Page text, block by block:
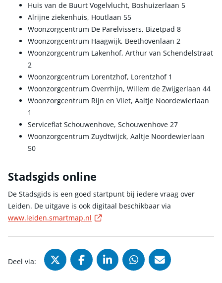
Huis van de Buurt Vogelvlucht, Boshuizerlaan 5
Alrijne ziekenhuis, Houtlaan 55
Woonzorgcentrum De Parelvissers, Bizetpad 8
Woonzorgcentrum Haagwijk, Beethovenlaan 2
Woonzorgcentrum Lakenhof, Arthur van Schendelstraat
2
Woonzorgcentrum Lorentzhof, Lorentzhof 1
Woonzorgcentrum Overrhijn, Willem de Zwijgerlaan 44
Woonzorgcentrum Rijn en Vliet, Aaltje Noordewierlaan
1
Serviceflat Schouwenhove, Schouwenhove 27
Woonzorgcentrum Zuydtwijck, Aaltje Noordewierlaan
50
Stadsgids online
De Stadsgids is een goed startpunt bij iedere vraag over
Leiden. De uitgave is ook digitaal beschikbaar via
www.leiden.smartmap.nl
Deel via: Deel via X (Twitter), opent in
Deel via Facebook, opent
Deel via LinkedIn,
Deel viaDeel via